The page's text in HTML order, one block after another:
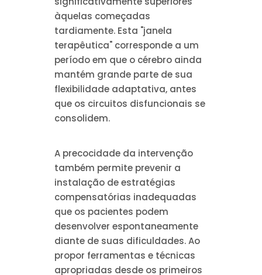
àquelas começadas
tardiamente. Esta "janela
terapêutica" corresponde a um
período em que o cérebro ainda
mantém grande parte de sua
flexibilidade adaptativa, antes
que os circuitos disfuncionais se
consolidem.
A precocidade da intervenção
também permite prevenir a
instalação de estratégias
compensatórias inadequadas
que os pacientes podem
desenvolver espontaneamente
diante de suas dificuldades. Ao
propor ferramentas e técnicas
apropriadas desde os primeiros